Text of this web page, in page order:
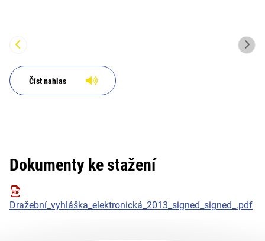
Číst nahlas
Dokumenty ke stažení
Dražební_vyhláška_elektronická_2013_signed_signed_.pdf